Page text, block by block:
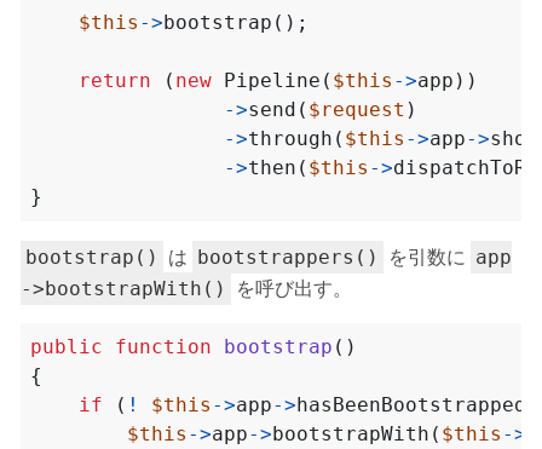
$this ->bootstrap ();
return ( new Pipeline ( $this ->app ))
->send ( $request )
->through ( $this ->app->
->then ( $this ->
}
bootstrap() は bootstrappers() を引数に app
->bootstrapWith()
を呼び出す。
public function bootstrap ()
{
if
( ! $this ->app->hasBeenBootstrapped
$this ->app->bootstrapWith ( $this ->